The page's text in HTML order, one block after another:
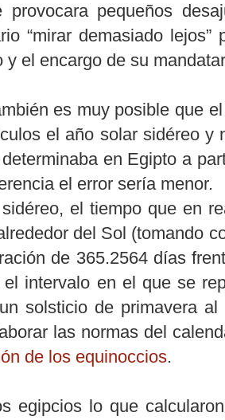
provocara pequeños
“mirar demasiado
y el encargo de su
es muy posible que
el año solar sidéreo y
en Egipto a
el error sería menor.
el tiempo que en
del Sol (tomando
de 365.2564 días
el intervalo en el que se
solsticio de primavera
las normas del
de los equinoccios.
egipcios lo que